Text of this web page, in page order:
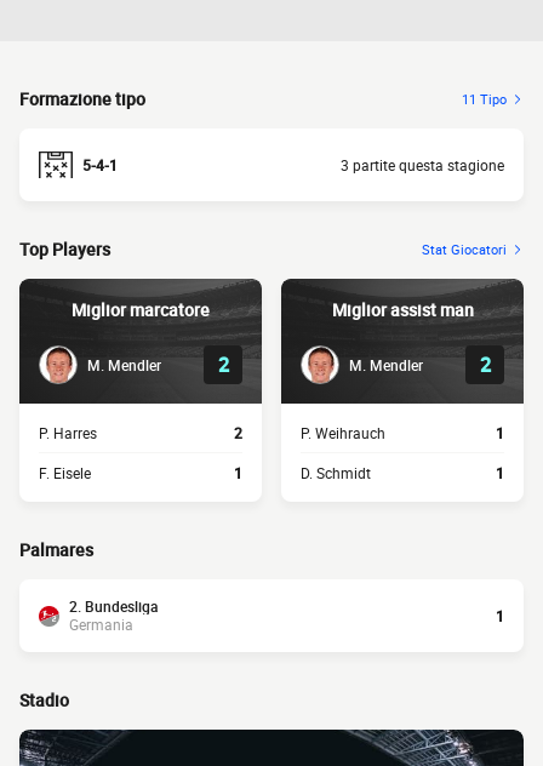
Formazione tipo 11 Tipo
5-4-1 3 partite questa stagione
Top Players Stat Giocatori
Miglior marcatore
M. Mendler 2
P. Harres 2
F. Eisele 1
Miglior assist man
M. Mendler 2
P. Weihrauch 1
D. Schmidt 1
Palmares
2. Bundesliga
Germania
1
Stadio